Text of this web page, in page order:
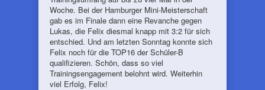
Woche. Bei der Hamburger Mini-Meisterschaft
gab es im Finale dann eine Revanche gegen
Lukas, die Felix diesmal knapp mit 3:2 für sich
entschied. Und am letzten Sonntag konnte sich
Felix noch für die TOP16 der Schüler-B
qualifizieren. Schön, dass so viel
Trainingsengagement belohnt wird. Weiterhin
viel Erfolg, Felix!